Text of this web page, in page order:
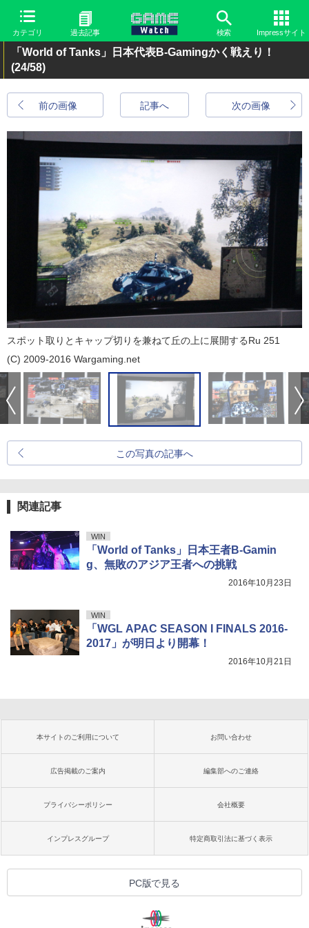
カテゴリ 過去記事 検索 Impressサイト
「World of Tanks」日本代表B-Gamingかく戦えり！
(24/58)
前の画像 次の画像
記事へ
スポット取りとキャップ切りを兼ねて丘の上に展開するRu 251
(C) 2009-2016 Wargaming.net
この写真の記事へ
関連記事
WIN
「World of Tanks」日本王者B-Gamin
g、無敗のアジア王者への挑戦
2016年10月23日
WIN
「WGL APAC SEASON I FINALS 2016-
2017」が明日より開幕！
2016年10月21日
本サイトのご利用について お問い合わせ
広告掲載のご案内 編集部へのご連絡
プライバシーポリシー 会社概要
インプレスグループ 特定商取引法に基づく表示
PC版で見る